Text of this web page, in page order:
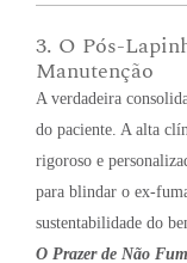
3. O Pós-
Manutenção
A verdadeira
do paciente A alta
rigoroso e
para blindar o ex-
sustentabilidade do
O Prazer de Não